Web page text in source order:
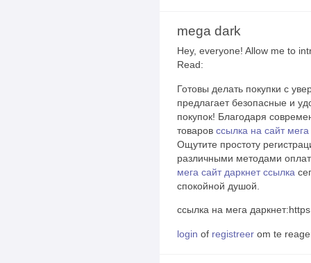
mega dark
Hey, everyone! Allow me to
Read:
Готовы делать покупки с
предлагает безопасные и
покупок! Благодаря
товаров ссылка на сайт мега
Ощутите простоту
различными методами
мега сайт даркнет ссылка
спокойной душой.
ссылка на мега
login of registreer om te